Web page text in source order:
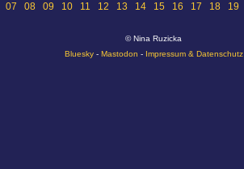
07 08 09 10 11 12 13 14 15 16 17 18 19
© Nina Ruzicka
Bluesky- Mastodon - Impressum & Datenschutz